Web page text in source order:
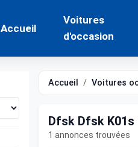
Accueil
Voitures
d'occasion
Accueil Voitures
Dfsk Dfsk
1 annonces trouvées